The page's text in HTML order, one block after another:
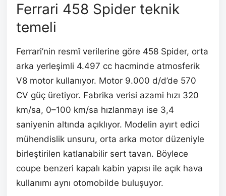
Ferrari 458 Spider teknik
temeli
Ferrari’nin resmî verilerine göre 458 Spider, orta
arka yerleşimli 4.497 cc hacminde atmosferik
V8 motor kullanıyor. Motor 9.000 d/d’de 570
CV güç üretiyor. Fabrika verisi azami hızı 320
km/sa, 0–100 km/sa hızlanmayı ise 3,4
saniyenin altında açıklıyor. Modelin ayırt edici
mühendislik unsuru, orta arka motor düzeniyle
birleştirilen katlanabilir sert tavan. Böylece
coupe benzeri kapalı kabin yapısı ile açık hava
kullanımı aynı otomobilde buluşuyor.